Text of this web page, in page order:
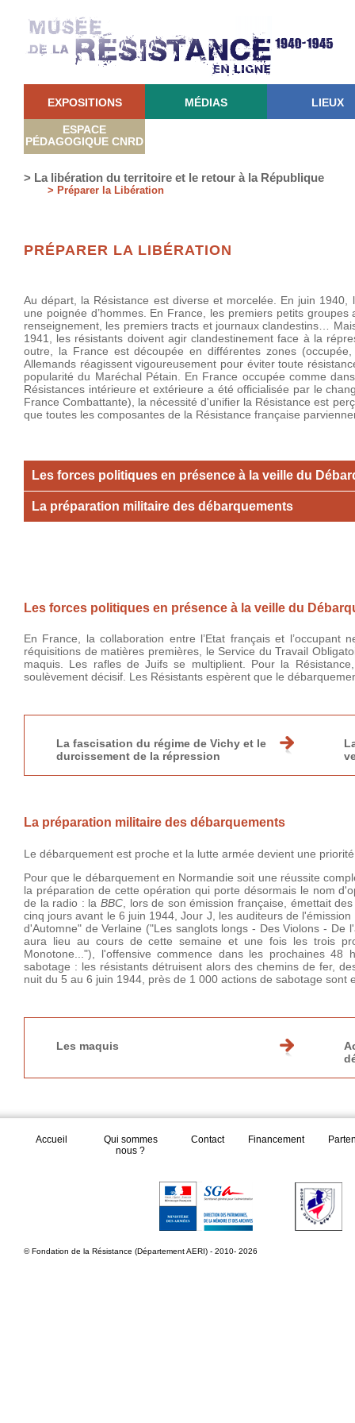
EXPOSITIONS MÉDIAS LIEUX
ESPACE
PÉDAGOGIQUE CNRD
> La libération du territoire et le retour à la République
> Préparer la Libération
PRÉPARER LA LIBÉRATION
Au départ, la Résistance est diverse et morcelée. En juin
une poignée d’hommes. En France, les premiers petits
renseignement, les premiers tracts et journaux clandestins…
1941, les résistants doivent agir clandestinement face à la
outre, la France est découpée en différentes zones
Allemands réagissent vigoureusement pour éviter toute
popularité du Maréchal Pétain. En France occupée comme
Résistances intérieure et extérieure a été officialisée par le
France Combattante), la nécessité d'unifier la Résistance est
que toutes les composantes de la Résistance française
Les forces politiques en présence à la veille du
La préparation militaire des débarquements
Les forces politiques en présence à la veille du
En France, la collaboration entre l’Etat français et
réquisitions de matières premières, le Service du Travail
maquis. Les rafles de Juifs se multiplient. Pour la
soulèvement décisif. Les Résistants espèrent que le
La fascisation du régime de Vichy et le
durcissement de la répression
La préparation militaire des débarquements
Le débarquement est proche et la lutte armée devient une
Pour que le débarquement en Normandie soit une réussite
la préparation de cette opération qui porte désormais le nom
de la radio : laBBC , lors de son émission française, émettait
cinq jours avant le 6 juin 1944, Jour J, les auditeurs de
d'Automne" de Verlaine ("Les sanglots longs - Des Violons -
aura lieu au cours de cette semaine et une fois les trois
Monotone..."), l'offensive commence dans les prochaines
sabotage : les résistants détruisent alors des chemins de fer,
nuit du 5 au 6 juin 1944, près de 1 000 actions de sabotage sont
Les maquis
Accueil
Qui sommes
nous ?
Contact Financement
© Fondation de la Résistance (Département AERI) - 2010- 2026